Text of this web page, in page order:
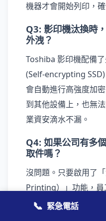
機器才會開始列印，
Q3: 影印機汰換時
外洩？
Toshiba 影印機配備
(Self-encrypting
會自動進行高強度加
到其他設備上，也無
業資安滴水不漏。
Q4: 如果公司有多
取件嗎？
沒問題。只要啟用了
Printing）」功能，員
統一的虛擬列印佇列
📞 緊急電話